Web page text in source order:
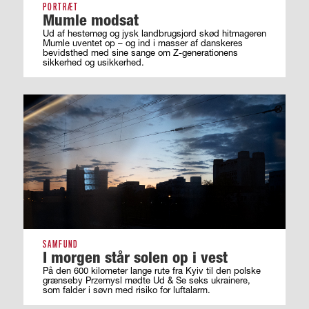
PORTRÆT
Mumle modsat
Ud af hestemøg og jysk landbrugsjord skød hitmageren
Mumle uventet op – og ind i masser af ­danskeres
bevidsthed med sine sange om ­Z-generationens
sikkerhed og usikkerhed.
SAMFUND
I morgen står solen op i vest
På den 600 kilometer lange rute fra Kyiv til den polske
grænseby Przemysl mødte Ud & Se seks ukrainere,
som falder i søvn med risiko for luftalarm.